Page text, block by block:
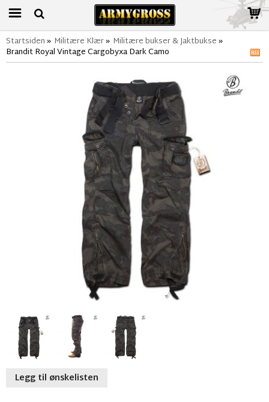
Startsiden» Militære Klær» Militære bukser & Jaktbukse»
Brandit Royal Vintage Cargobyxa Dark Camo
Legg til ønskelisten